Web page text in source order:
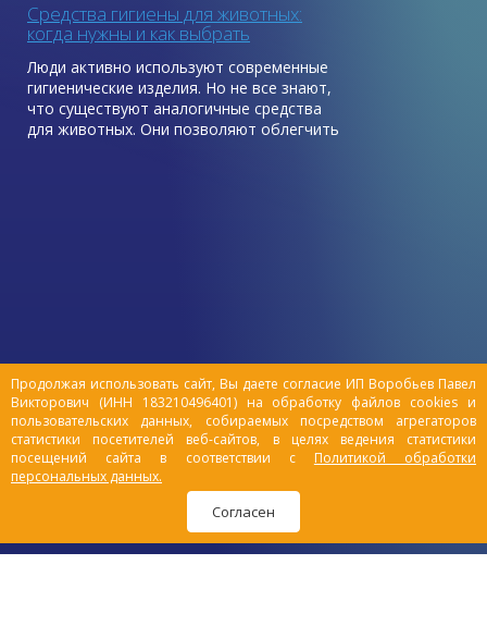
Продолжая использовать сайт, Вы даете согласие ИП Воробьев Павел
Викторович (ИНН 183210496401) на обработку файлов cookies и
пользовательских данных, собираемых посредством агрегаторов
статистики посетителей веб-сайтов, в целях ведения статистики
посещений сайта в соответствии с Политикой обработки
персональных данных.
Согласен
Средства гигиены для животных:
когда нужны и как выбрать
Люди активно используют современные
гигиенические изделия. Но не все знают,
что существуют аналогичные средства
для животных. Они позволяют облегчить